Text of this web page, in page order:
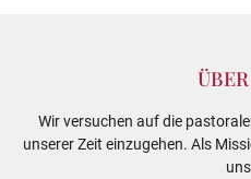
Wir versuchen auf die
unserer Zeit einzugehen. Als